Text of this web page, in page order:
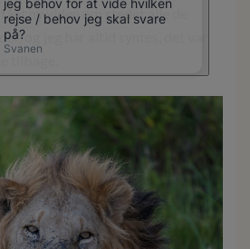
ny viden om stedet alle de
og jeg har altid syntes, det var
tilbage.